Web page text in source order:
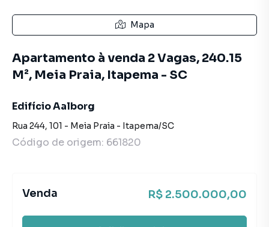
Mapa
Apartamento à venda 2 Vagas, 240.15
M², Meia Praia, Itapema - SC
Edifício Aalborg
Rua 244, 101 - Meia Praia - Itapema/SC
Código de origem: 661820
Venda R$ 2.500.000,00